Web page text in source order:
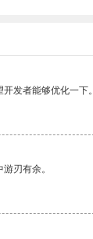
发者能够优化一下。
刃有余。